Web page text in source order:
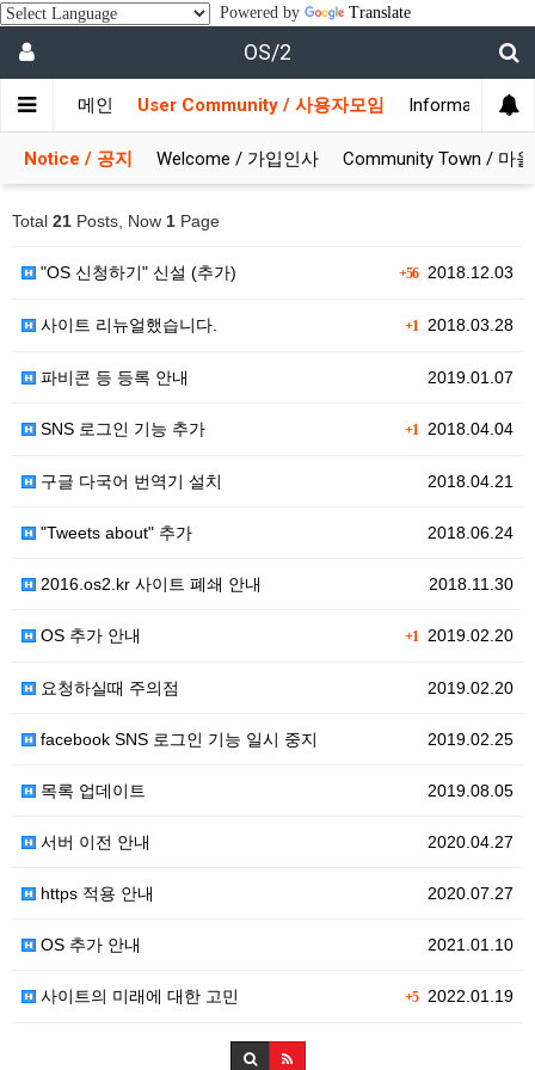
Powered by Translate
OS/2
메인 User Community / 사용자모임 Information /
Notice / 공지 Welcome / 가입인사 Community Town / 마
Total 21 Posts, Now 1 Page
+562018.12.03
"OS 신청하기" 신설 (추가)
+1 2018.03.28
사이트 리뉴얼했습니다.
2019.01.07
파비콘 등 등록 안내
+1 2018.04.04
SNS 로그인 기능 추가
2018.04.21
구글 다국어 번역기 설치
2018.06.24
"Tweets about" 추가
2018.11.30
2016.os2.kr 사이트 폐쇄 안내
+1 2019.02.20
OS 추가 안내
2019.02.20
요청하실때 주의점
2019.02.25
facebook SNS 로그인 기능 일시 중지
2019.08.05
목록 업데이트
2020.04.27
서버 이전 안내
2020.07.27
https 적용 안내
2021.01.10
OS 추가 안내
+52022.01.19
사이트의 미래에 대한 고민